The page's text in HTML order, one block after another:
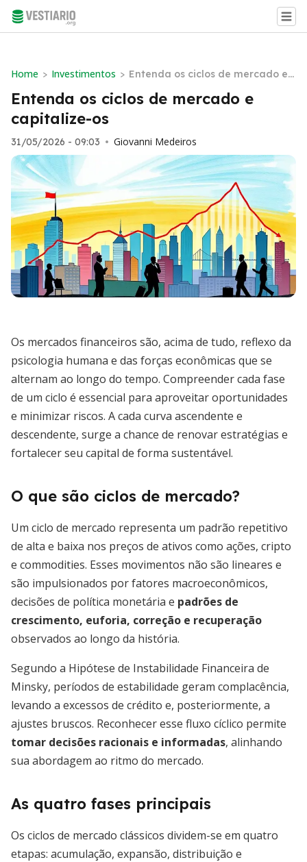
Home > Investimentos > Entenda os ciclos de mercado e c
apitalize-os
Entenda os ciclos de mercado e
capitalize-os
31/05/2026 - 09:03 • Giovanni Medeiros
Os mercados financeiros são, acima de tudo, reflexo da
psicologia humana e das forças econômicas que se
alternam ao longo do tempo. Compreender cada fase
de um ciclo é essencial para aproveitar oportunidades
e minimizar riscos. A cada curva ascendente e
descendente, surge a chance de renovar estratégias e
fortalecer seu capital de forma sustentável.
O que são ciclos de mercado?
Um ciclo de mercado representa um padrão repetitivo
de alta e baixa nos preços de ativos como ações, cripto
e commodities. Esses movimentos não são lineares e
são impulsionados por fatores macroeconômicos,
decisões de política monetária e padrões de
crescimento, euforia, correção e recuperação
observados ao longo da história.
Segundo a Hipótese de Instabilidade Financeira de
Minsky, períodos de estabilidade geram complacência,
levando a excessos de crédito e, posteriormente, a
ajustes bruscos. Reconhecer esse fluxo cíclico permite
tomar decisões racionais e informadas, alinhando
sua abordagem ao ritmo do mercado.
As quatro fases principais
Os ciclos de mercado clássicos dividem-se em quatro
etapas: acumulação, expansão, distribuição e